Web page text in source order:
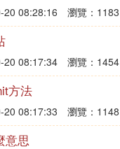
20 08:28:16 瀏覽：1183
20 08:17:34 瀏覽：1454
方法
20 08:17:33 瀏覽：1148
意思